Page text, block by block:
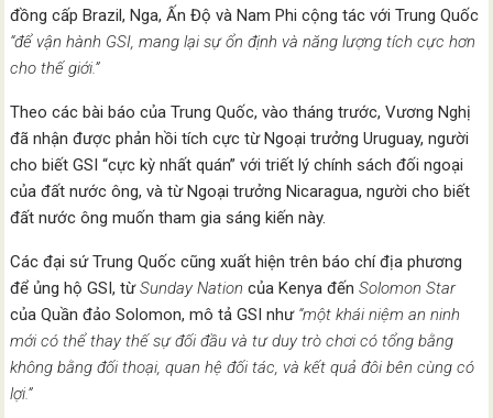
đồng cấp Brazil, Nga, Ấn Độ và Nam Phi cộng tác với Trung Quốc
“để vận hành GSI, mang lại sự ổn định và năng lượng tích cực hơn
cho thế giới.”
Theo các bài báo của Trung Quốc, vào tháng trước, Vương Nghị
đã nhận được phản hồi tích cực từ Ngoại trưởng Uruguay, người
cho biết GSI “cực kỳ nhất quán” với triết lý chính sách đối ngoại
của đất nước ông, và từ Ngoại trưởng Nicaragua, người cho biết
đất nước ông muốn tham gia sáng kiến này.
Các đại sứ Trung Quốc cũng xuất hiện trên báo chí địa phương
để ủng hộ GSI, từSunday Nation của Kenya đếnSolomon Star
của Quần đảo Solomon, mô tả GSI như“một khái niệm an ninh
mới có thể thay thế sự đối đầu và tư duy trò chơi có tổng bằng
không bằng đối thoại, quan hệ đối tác, và kết quả đôi bên cùng có
lợi.”